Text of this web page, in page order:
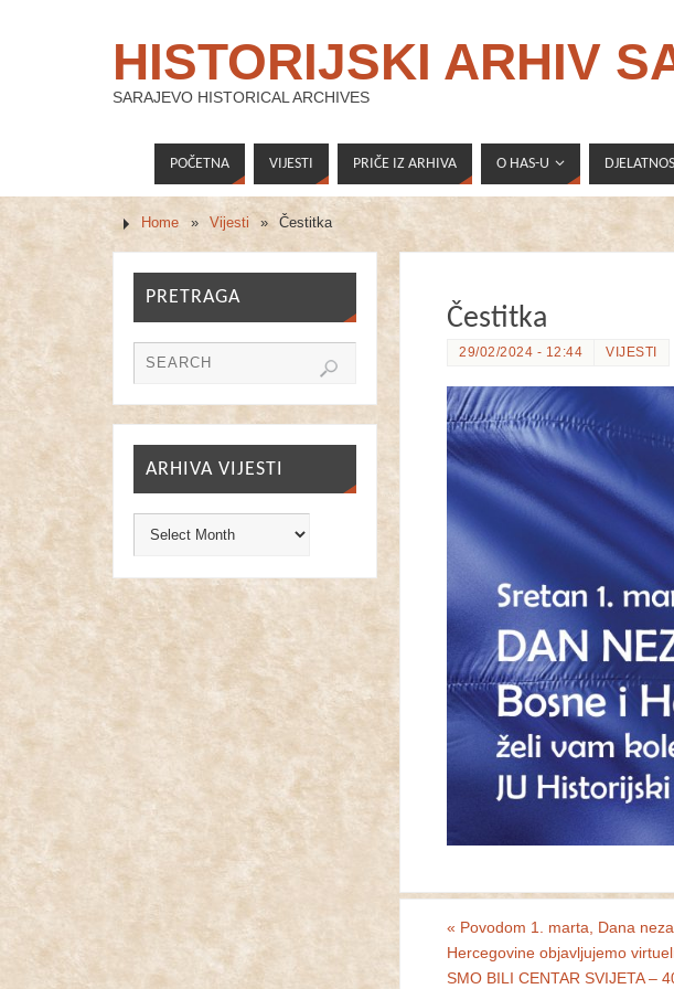
HISTORIJSKI ARHIV
SARAJEVO HISTORICAL ARCHIVES
POČETNA VIJESTI PRIČE IZ ARHIVA O HAS-U
Home » Vijesti » Čestitka
Čestitka
29/02/2024 - 12:44 VIJESTI
« Povodom 1. marta, Dana
Hercegovine objavljujemo
SMO BILI CENTAR SVIJETA –
PRETRAGA
ARHIVA VIJESTI